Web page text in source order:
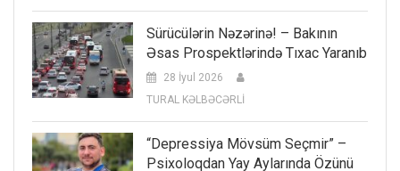
Sürücülərin Nəzərinə! – Bakının
Əsas Prospektlərində Tıxac Yaranıb
28 İyul 2026
TURAL KƏLBƏCƏRLİ
“Depressiya Mövsüm Seçmir” –
Psixoloqdan Yay Aylarında Özünü